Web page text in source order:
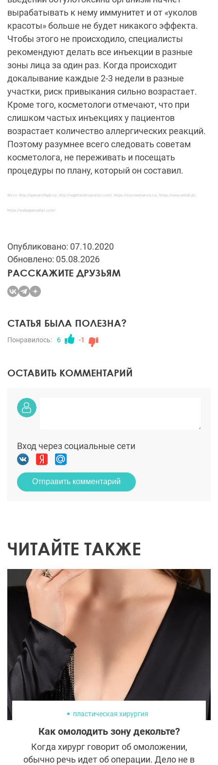
вырабатывать к нему иммунитет и от «уколов
красоты» больше не будет никакого эффекта.
Чтобы этого не происходило, специалисты
рекомендуют делать все инъекции в разные
зоны лица за один раз. Когда происходит
докалывание каждые 2-3 недели в разные
участки, риск привыкания сильно возрастает.
Кроме того, косметологи отмечают, что при
слишком частых инъекциях у пациентов
возрастает количество аллергических реакций.
Поэтому разумнее всего следовать советам
косметолога, не переживать и посещать
процедуры по плану, который он составил.
Фото: http://laserprofispb.ru/, http://regattachiropractic.com/, https://ooomedservis.ru/, https://www.estell.pl/,
https://wallpapersafari.com/
Опубликовано: 07.10.2020
Обновлено: 05.08.2026
РАССКАЖИТЕ ДРУЗЬЯМ
СТАТЬЯ БЫЛА ПОЛЕЗНА?
Понравилось: 6 -1
ОСТАВИТЬ КОММЕНТАРИЙ
Вход через социальные сети
Отправить комментарий
ЧИТАЙТЕ ТАКЖЕ
пластическая хирургия
Как омолодить зону декольте?
Когда хирург говорит об омоложении,
обычно речь идет об операции. Дело не в